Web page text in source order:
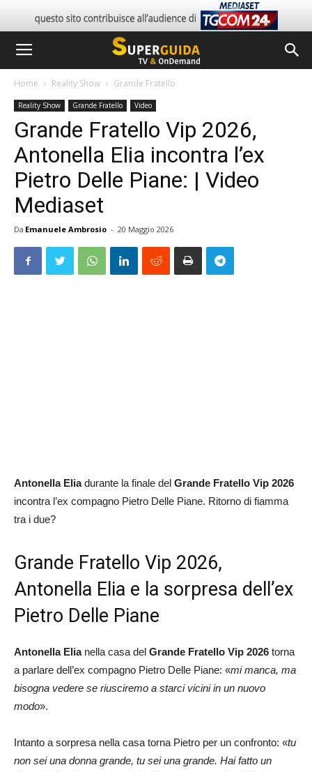
Home Reality Show Grande Fratello
Reality Show Grande Fratello Video
Grande Fratello Vip 2026,
Antonella Elia incontra l’ex
Pietro Delle Piane: | Video
Mediaset
Da Emanuele Ambrosio - 20 Maggio 2026
Antonella Eliadurante la finale del Grande Fratello Vip 2026
incontra l’ex compagno Pietro Delle Piane. Ritorno di fiamma
tra i due?
Grande Fratello Vip 2026,
Antonella Elia e la sorpresa dell’ex
Pietro Delle Piane
Antonella Elianella casa del Grande Fratello Vip 2026 torna
a parlare dell’ex compagno Pietro Delle Piane: «mi manca, ma
bisogna vedere se riusciremo a starci vicini in un nuovo
modo».
Intanto a sorpresa nella casa torna Pietro per un confronto: «tu
non sei una donna grande, tu sei una grande. Hai fatto un